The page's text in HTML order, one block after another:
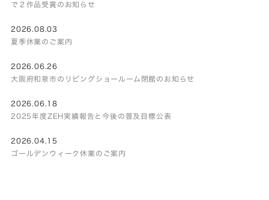
で２作品受賞のお知らせ
2026.08.03
夏季休業のご案内
2026.06.26
大阪府和泉市のリビングショールーム閉館のお知らせ
2026.06.18
2025年度ZEH実績報告と今後の普及目標公表
2026.04.15
ゴールデンウィーク休業のご案内